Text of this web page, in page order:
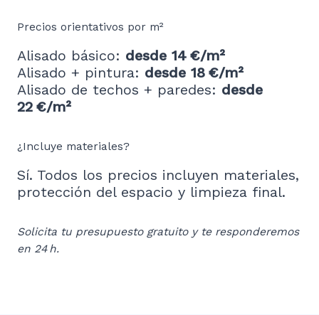
Precios orientativos por m²
Alisado básico: desde 14 €/m²
Alisado + pintura: desde 18 €/m²
Alisado de techos + paredes: desde
22 €/m²
¿Incluye materiales?
Sí. Todos los precios incluyen materiales,
protección del espacio y limpieza final.
Solicita tu presupuesto gratuito y te responderemos
en 24 h.